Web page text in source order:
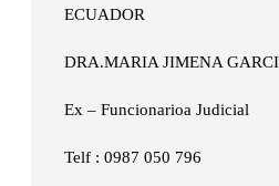
ECUADOR
DRA.MARIA JIMENA
Ex – Funcionarioa Judicial
Telf : 0987 050 796